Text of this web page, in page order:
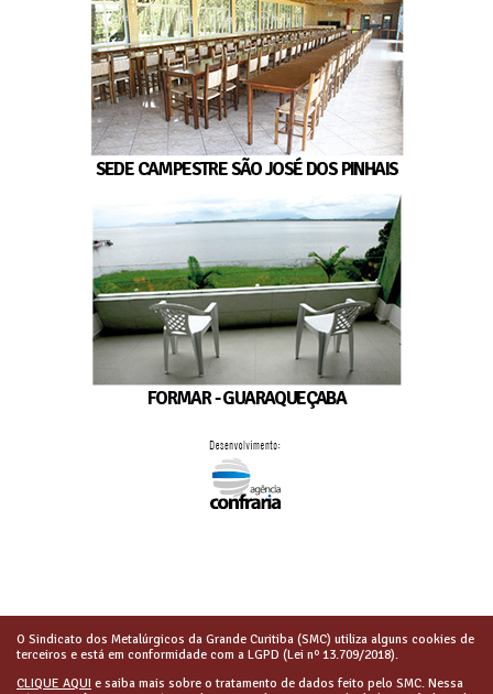
SEDE CAMPESTRE SÃO JOSÉ DOS PINHAIS
FORMAR - GUARAQUEÇABA
O Sindicato dos Metalúrgicos da Grande Curitiba (SMC) utiliza alguns cookies de
terceiros e está em conformidade com a LGPD (Lei nº 13.709/2018).
CLIQUE AQUI e saiba mais sobre o tratamento de dados feito pelo SMC. Nessa